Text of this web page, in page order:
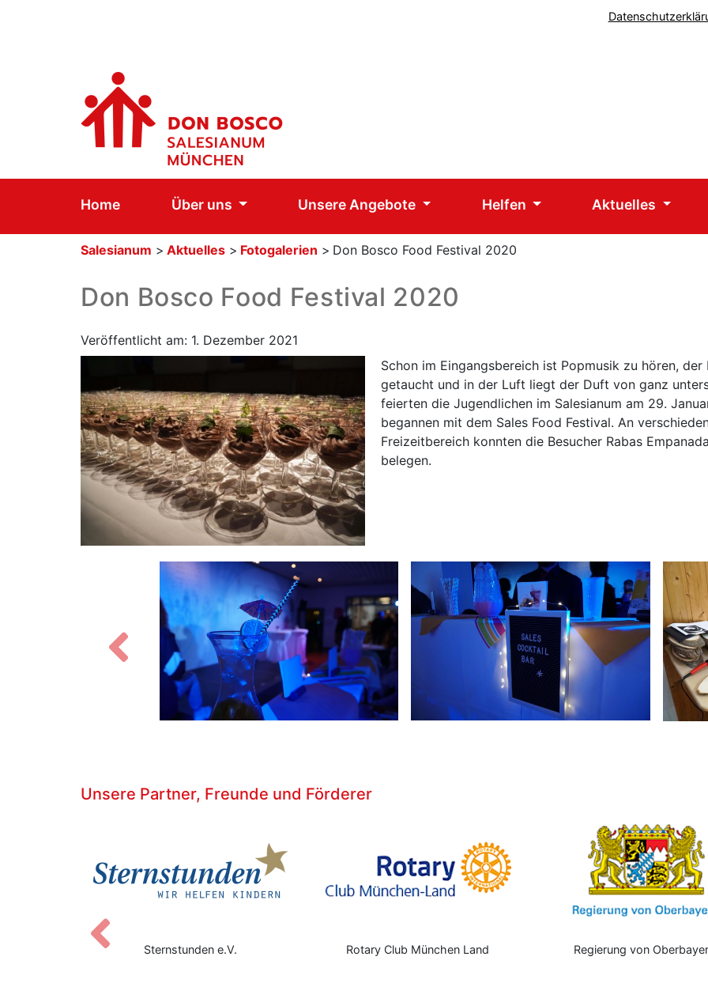
Home Über uns Unsere Angebote Helfen Aktuelles
Salesianum > Aktuelles > Fotogalerien > Don Bosco Food Festival 2020
Don Bosco Food Festival 2020
Veröffentlicht am: 1. Dezember 2021
Schon im Eingangsbereich ist Popmusik zu hören,
getaucht und in der Luft liegt der Duft von ganz
feierten die Jugendlichen im Salesianum am 29.
begannen mit dem Sales Food Festival. An
Freizeitbereich konnten die Besucher Rabas
belegen.
Zurück
Unsere Partner, Freunde und Förderer
Sternstunden e.V. Rotary Club München Land Regierung von
Zurück